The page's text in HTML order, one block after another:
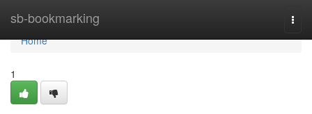
sb-bookmarking
Home
Home
1